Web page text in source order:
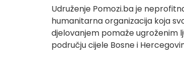
Udruženje Pomozi.ba je
humanitarna organizacija koja
djelovanjem pomaže ugroženim
području cijele Bosne i